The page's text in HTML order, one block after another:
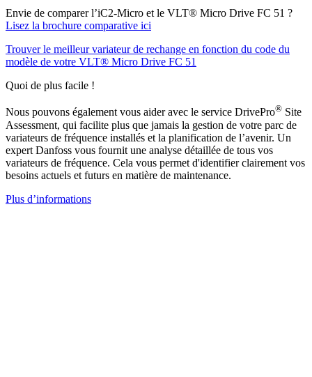
Envie de comparer l’iC2-Micro et le VLT® Micro Drive FC 51 ?
Lisez la brochure comparative ici
Trouver le meilleur variateur de rechange en fonction du code du
modèle de votre VLT® Micro Drive FC 51
Quoi de plus facile !
Nous pouvons également vous aider avec le service DrivePro® Site
Assessment, qui facilite plus que jamais la gestion de votre parc de
variateurs de fréquence installés et la planification de l’avenir. Un
expert Danfoss vous fournit une analyse détaillée de tous vos
variateurs de fréquence. Cela vous permet d'identifier clairement vos
besoins actuels et futurs en matière de maintenance.
Plus d’informations